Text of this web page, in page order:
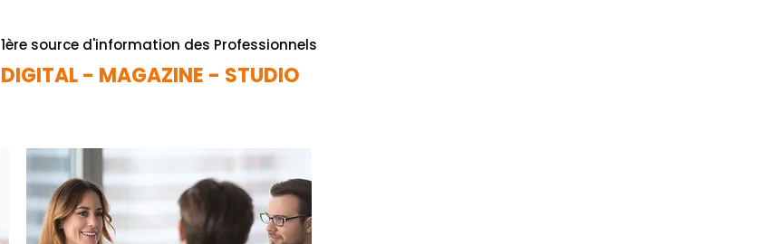
1ère source d'information des Professionnels
DIGITAL - MAGAZINE - STUDIO